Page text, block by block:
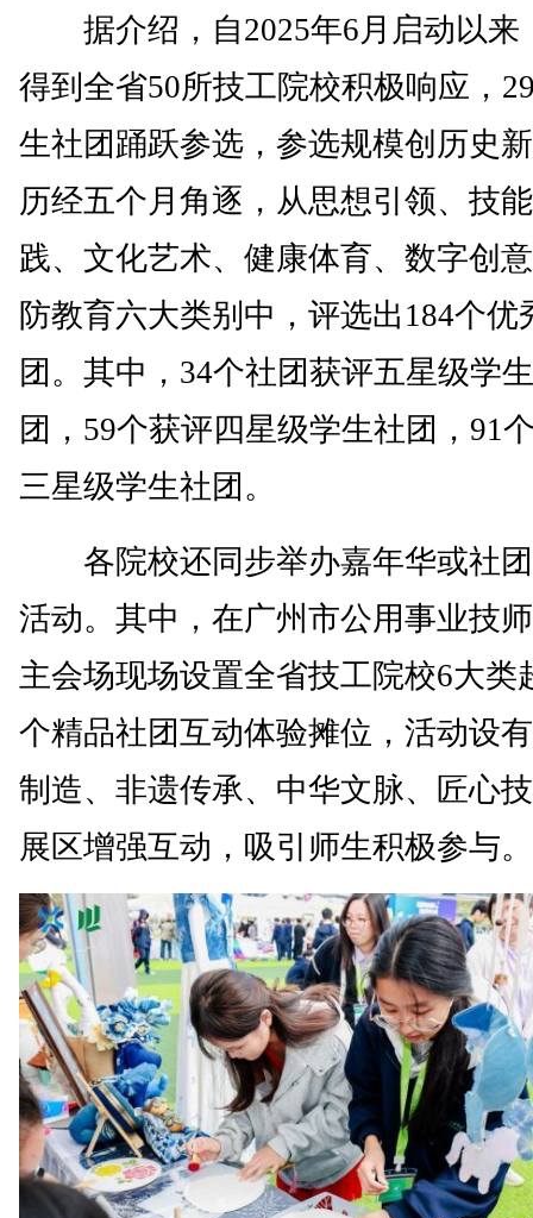
据介绍，自2025年6月启动以来
得到全省50所技工院校积极响应，
生社团踊跃参选，参选规模创历史
历经五个月角逐，从思想引领、技
践、文化艺术、健康体育、数字创
防教育六大类别中，评选出184个优
团。其中，34个社团获评五星级学
团，59个获评四星级学生社团，91
三星级学生社团。
各院校还同步举办嘉年华或社
活动。其中，在广州市公用事业技
主会场现场设置全省技工院校6大类
个精品社团互动体验摊位，活动设
制造、非遗传承、中华文脉、匠心
展区增强互动，吸引师生积极参与。